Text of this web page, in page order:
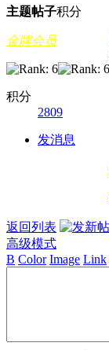
主题帖子积分
金牌会员
积分
2809
发消息
返回列表
高级模式
B Color Image Link